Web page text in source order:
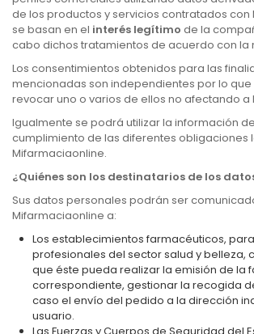
de los productos y servicios contratados con
se basan en el interés legítimo de la
cabo dichos tratamientos de acuerdo con la
Los consentimientos obtenidos para las
mencionadas son independientes por lo
revocar uno o varios de ellos no afectando a
Igualmente se podrá utilizar la información
cumplimiento de las diferentes obligaciones
Mifarmaciaonline.
¿Quiénes son los destinatarios de los
Sus datos personales podrán ser
Mifarmaciaonline a:
Los establecimientos farmacéuticos,
profesionales del sector salud y belleza,
que éste pueda realizar la emisión de la
correspondiente, gestionar la recogida
caso el envío del pedido a la dirección
usuario.